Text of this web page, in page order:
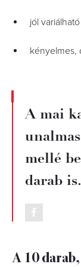
jól
kényelmes,
A mai
mellé
darab is.
A 10